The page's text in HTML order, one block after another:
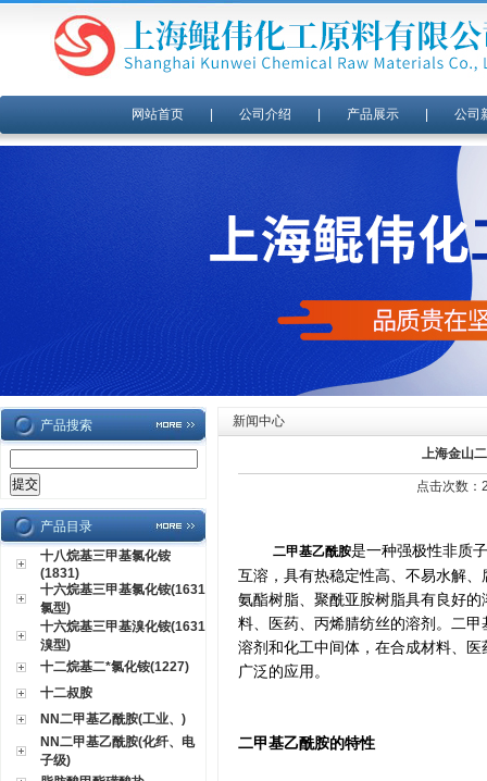
网站首页| 公司介绍 产品展示| 公司
产品搜索
产品目录
十八烷基三甲基氯化铵
(1831)
十六烷基三甲基氯化铵(1631
氯型)
十六烷基三甲基溴化铵(1631
溴型)
十二烷基二*氯化铵(1227)
十二叔胺
NN二甲基乙酰胺(工业、)
NN二甲基乙酰胺(化纤、电
子级)
新闻中心
上海金山
点击次数：
二甲基乙酰胺是一种强极性非质
互溶，具有热稳定性高、不易水解
氨酯树脂、聚酰亚胺树脂具有良好
料、医药、丙烯腈纺丝的溶剂。二
溶剂和化工中间体，在合成材料、
广泛的应用。
二甲基乙酰胺的特性